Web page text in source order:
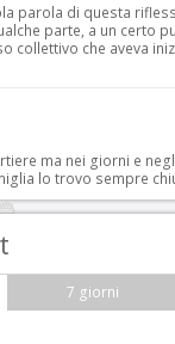
parola di questa
parte, a un certo
collettivo che aveva
ma nei giorni e
lo trovo sempre
7 giorni